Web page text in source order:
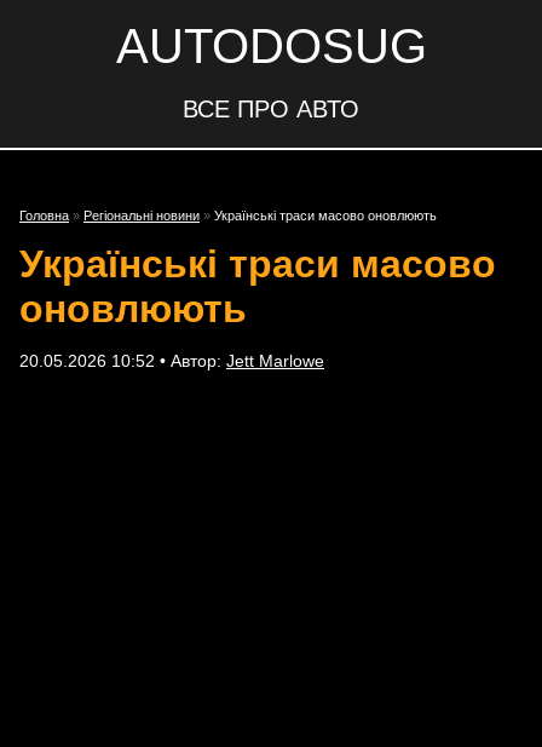
AUTODOSUG
ВСЕ ПРО АВТО
Головна » Регіональні новини » Українські траси масово оновлюють
Українські траси масово
оновлюють
20.05.2026 10:52 • Автор: Jett Marlowe